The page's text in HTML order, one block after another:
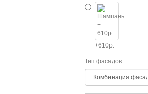
+610р.
Тип фасадов